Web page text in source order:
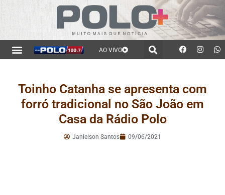
AO VIVO
Toinho Catanha se apresenta com
forró tradicional no São João em
Casa da Rádio Polo
Janielson Santos 09/06/2021